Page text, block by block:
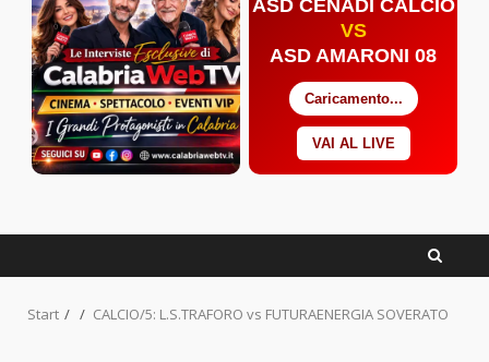
ASD CENADI CALCIO
VS
ASD AMARONI 08
Caricamento...
VAI AL LIVE
Start CALCIO/5: L.S.TRAFORO vs FUTURAENERGIA SOVERATO